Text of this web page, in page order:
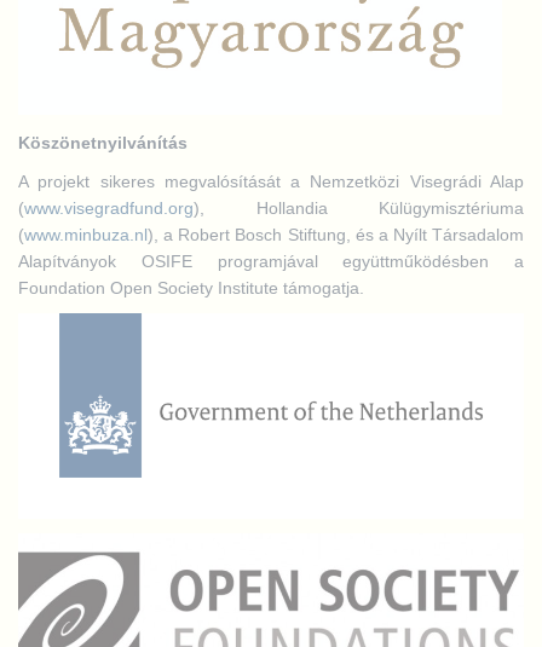
Köszönetnyilvánítás
A projekt sikeres megvalósítását a Nemzetközi Visegrádi Alap
(www.visegradfund.org), Hollandia Külügymisztériuma
(www.minbuza.nl), a Robert Bosch Stiftung, és a Nyílt Társadalom
Alapítványok OSIFE programjával együttműködésben a
Foundation Open Society Institute támogatja.